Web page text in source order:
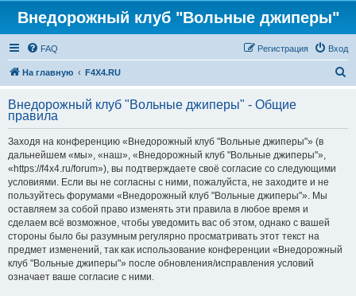
Внедорожный клуб "Вольные джиперы"
FAQ Вход
Регистрация
На главную F4X4.RU
с
Внедорожный клуб "Вольные джиперы" - Общие
правила
Заходя на конференцию «Внедорожный клуб "Вольные джиперы"» (в
дальнейшем «мы», «наш», «Внедорожный клуб "Вольные джиперы"»,
«https://f4x4.ru/forum»), вы подтверждаете своё согласие со следующими
условиями. Если вы не согласны с ними, пожалуйста, не заходите и не
пользуйтесь форумами «Внедорожный клуб "Вольные джиперы"». Мы
оставляем за собой право изменять эти правила в любое время и
сделаем всё возможное, чтобы уведомить вас об этом, однако с вашей
стороны было бы разумным регулярно просматривать этот текст на
предмет изменений, так как использование конференции «Внедорожный
клуб "Вольные джиперы"» после обновления/исправления условий
означает ваше согласие с ними.